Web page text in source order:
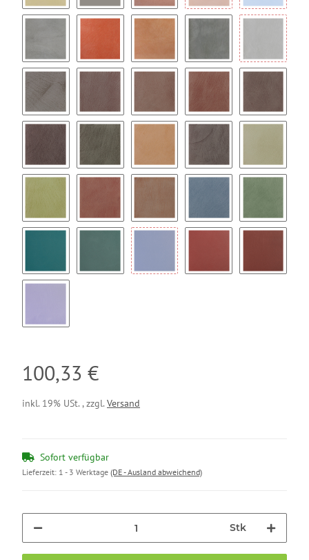
IVORY OCCHIALINOROSE ROSSO MAT. SKY BLUE
SMOKE RED TABACCO ARGILLA GRAFITE
ARDESIA BRUNO CACAO CANNELLA FOSSILE
MOKA MUSCHIO OCRA PIETRA
PRATO RUGGINE SIGARO OCEANO FORESTA
OTTANIO
100,33 €
inkl. 19% USt. , zzgl. Versand
Sofort verfügbar
Lieferzeit: 1 - 3 Werktage (DE - Ausland abweichend)
Stk